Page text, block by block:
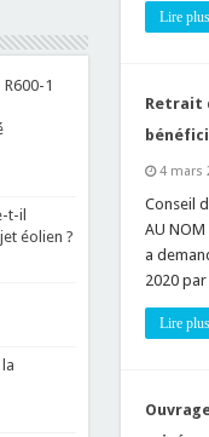
Lire plus
Retrait
4 mars
Conseil
AU NOM
a
2020
Lire plus
1
t-il
éolien ?